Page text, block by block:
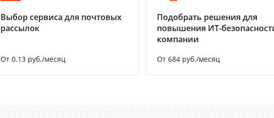
Выбор сервиса для почтовых
рассылок
От 0.13 руб./месяц
Подобрать решения для
повышения ИТ-
компании
От 684 руб./месяц